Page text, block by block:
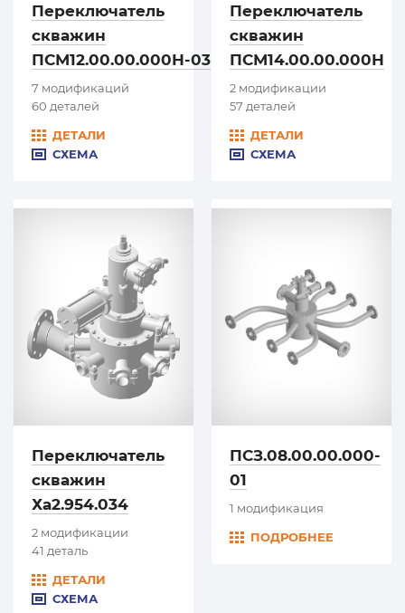
Переключатель
скважин
ПСМ12.00.00.000Н-03
7 модификаций
60 деталей
ДЕТАЛИ
СХЕМА
Переключатель
скважин
ПСМ14.00.00.000Н
2 модификации
57 деталей
ДЕТАЛИ
СХЕМА
Переключатель
скважин
Ха2.954.034
2 модификации
41 деталь
ДЕТАЛИ
СХЕМА
ПСЗ.08.00.00.000-
01
1 модификация
ПОДРОБНЕЕ